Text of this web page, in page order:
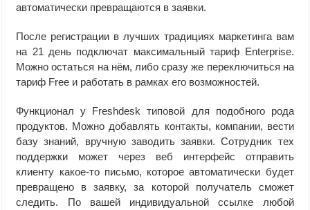
автоматически превращаются в заявки.
После регистрации в лучших традициях маркетинга вам
на 21 день подключат максимальный тариф Enterprise.
Можно остаться на нём, либо сразу же переключиться на
тариф Free и работать в рамках его возможностей.
Функционал у Freshdesk типовой для подобного рода
продуктов. Можно добавлять контакты, компании, вести
базу знаний, вручную заводить заявки. Сотрудник тех
поддержки может через веб интерфейс отправить
клиенту какое-то письмо, которое автоматически будет
превращено в заявку, за которой получатель сможет
следить. По вашей индивидуальной ссылке любой